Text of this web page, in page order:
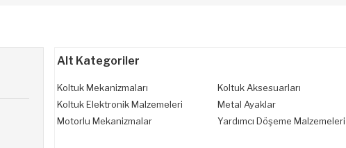
Alt Kategoriler
Koltuk Mekanizmaları
Koltuk Elektronik Malzemeleri
Motorlu Mekanizmalar
Koltuk Aksesuarları
Metal Ayaklar
Yardımcı Döşeme Malzemeleri